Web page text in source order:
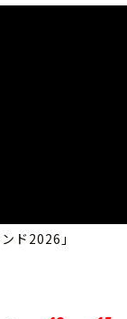
ド2026」